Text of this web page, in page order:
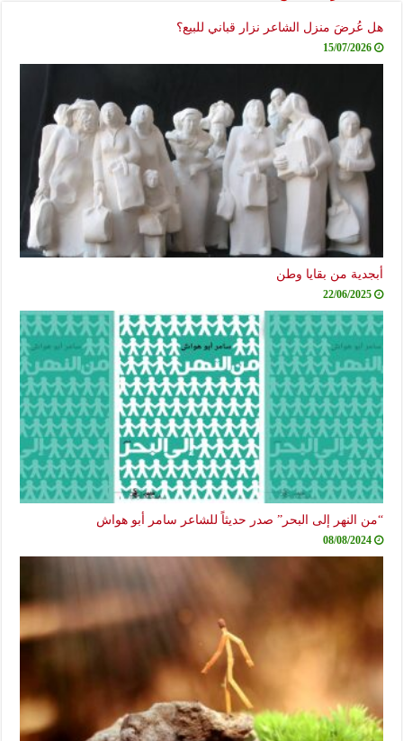
هل عُرضَ منزل الشاعر نزار قباني للبيع؟
15/07/2026
أبجدية من بقايا وطن
22/06/2025
“من النهر إلى البحر” صدر حديثاً للشاعر سامر أبو هواش
08/08/2024